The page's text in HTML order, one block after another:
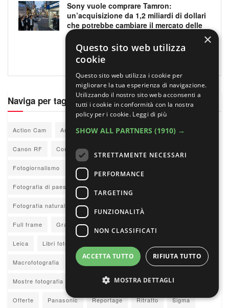
Sony vuole comprare Tamron:
un’acquisizione da 1,2 miliardi di dollari
che potrebbe cambiare il mercato delle
ottiche
1 AGOSTO 2026
Naviga per tag
Action Cam Amazon Archivio Canon Canon EOS
Canon RF Concorsi fotografia
Fotogiornalismo Fotografia analogica
Fotografia di paesaggio
Fotografia naturalistica
Full frame Grandi autori
Leica Libri fotografia
Macrofotografia Maestri della fotografia
Mostre fotografia Nikkor Z Nikon Nikon Z
Offerte Panasonic Reportage Ritratto Sigma
×
Questo sito web utilizza
cookie
Questo sito web utilizza i cookie per
migliorare la tua esperienza di navigazione.
Utilizzando il nostro sito web acconsenti a
tutti i cookie in conformità con la nostra
policy per i cookie. Leggi di più
SHOW ALL PARTNERS (1910) →
STRETTAMENTE NECESSARI
PERFORMANCE
TARGETING
FUNZIONALITÀ
NON CLASSIFICATI
ACCETTA TUTTO RIFIUTA TUTTO
MOSTRA DETTAGLI